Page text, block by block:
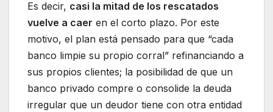
Es decir, casi la mitad de los rescatados
vuelve a caer en el corto plazo. Por este
motivo, el plan está pensado para que “cada
banco limpie su propio corral” refinanciando a
sus propios clientes; la posibilidad de que un
banco privado compre o consolide la deuda
irregular que un deudor tiene con otra entidad